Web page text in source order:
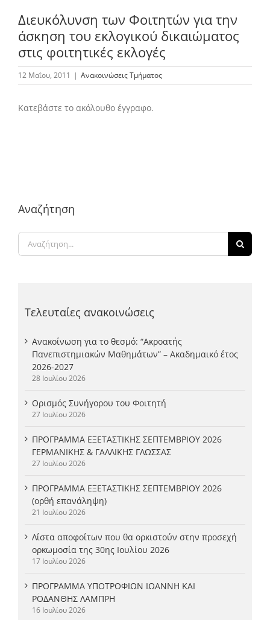
Το Τμήμα Βιολογίας
Μουσεία
Ανακοινώσεις
Διευκόλυνση των Φοιτητών για την
άσκηση του εκλογικού δικαιώματος
στις φοιτητικές εκλογές
12 Μαΐου, 2011 | Ανακοινώσεις Τμήματος
Κατεβάστε το ακόλουθο έγγραφο.
Αναζήτηση
Αναζήτηση
για:
Τελευταίες ανακοινώσεις
Ανακοίνωση για το θεσμό: “Ακροατής
Πανεπιστημιακών Μαθημάτων” – Ακαδημαικό έτος
2026-2027
28 Ιουλίου 2026
Ορισμός Συνήγορου του Φοιτητή
27 Ιουλίου 2026
ΠΡΟΓΡΑΜΜΑ ΕΞΕΤΑΣΤΙΚΗΣ ΣΕΠΤΕΜΒΡΙΟΥ 2026
ΓΕΡΜΑΝΙΚΗΣ & ΓΑΛΛΙΚΗΣ ΓΛΩΣΣΑΣ
27 Ιουλίου 2026
ΠΡΟΓΡΑΜΜΑ ΕΞΕΤΑΣΤΙΚΗΣ ΣΕΠΤΕΜΒΡΙΟΥ 2026
(ορθή επανάληψη)
21 Ιουλίου 2026
Λίστα αποφοίτων που θα ορκιστούν στην προσεχή
ορκωμοσία της 30ης Ιουλίου 2026
17 Ιουλίου 2026
ΠΡΟΓΡΑΜΜΑ ΥΠΟΤΡΟΦΙΩΝ ΙΩΑΝΝΗ ΚΑΙ
ΡΟΔΑΝΘΗΣ ΛΑΜΠΡΗ
16 Ιουλίου 2026